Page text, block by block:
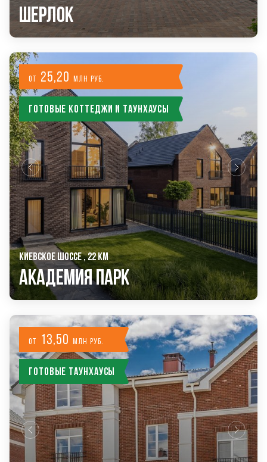
Шерлок
от 25,20 млн руб.
Готовые коттеджи и таунхаусы
КИЕВСКОЕ ШОССЕ , 22 КМ
Академия Парк
от 13,50 млн руб.
Готовые таунхаусы